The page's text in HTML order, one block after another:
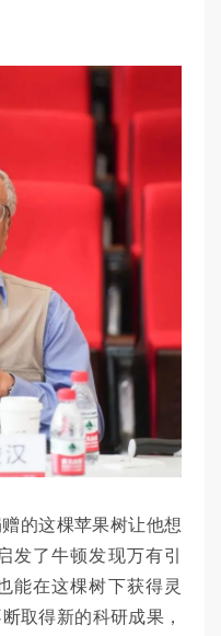
的这棵苹果树让他想
发了牛顿发现万有引
能在这棵树下获得灵
取得新的科研成果，